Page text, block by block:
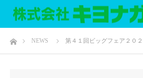
ホームNEWS 第４１回ビッグフェア２０２